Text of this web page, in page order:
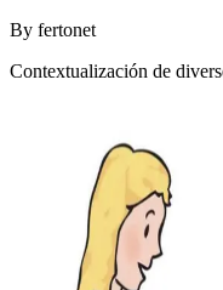
By fertonet
Contextualización de